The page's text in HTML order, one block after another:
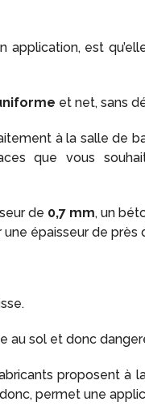
application, est
et net, sans
à la salle de
que vous
de 0,7 mm, un
épaisseur de près
au sol et donc
proposent à
permet une